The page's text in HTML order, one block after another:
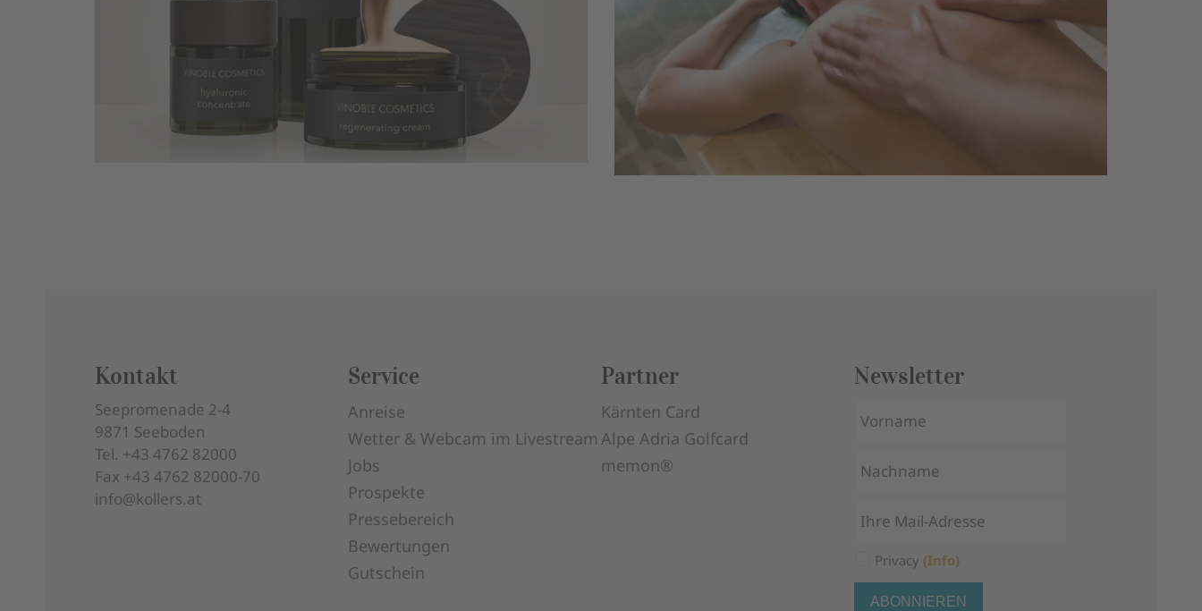
Kontakt
Seepromenade 2-4
9871 Seeboden
Tel. +43 4762 82000
Fax +43 4762 82000-70
info@kollers.at
Service
Anreise
Wetter & Webcam im Livestream
Jobs
Prospekte
Pressebereich
Bewertungen
Gutschein
Partner
Kärnten Card
Alpe Adria Golfcard
memon®
Newsletter
Privacy (Info)
ABONNIEREN